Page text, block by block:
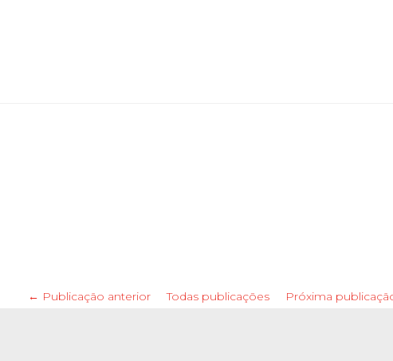
← Publicação anterior Todas publicações Próxima